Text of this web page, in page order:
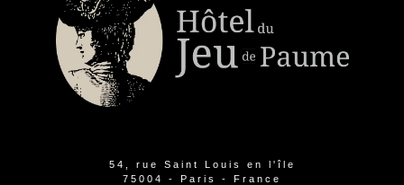
54, rue Saint Louis en l'île
75004 - Paris - France